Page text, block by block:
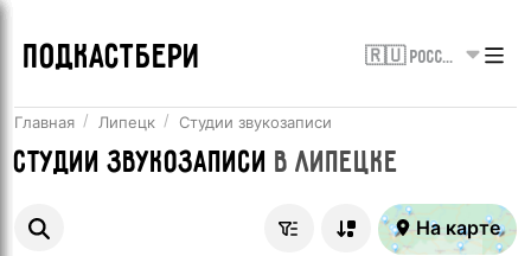
ПОДКАСТБЕРИ 🇷🇺 Россия
Главная Липецк Студии звукозаписи
Студии звукозаписи вЛипецке
На карте